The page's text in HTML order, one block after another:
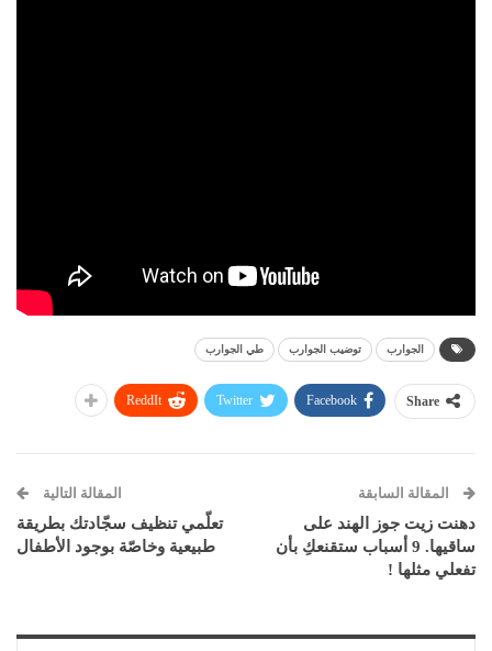
الجوارب توضيب الجوارب طي الجوارب
Share
Facebook
Twitter
ReddIt
المقالة السابقة
دهنت زيت جوز الهند على
ساقيها. 9 أسباب ستقنعكِ بأن
تفعلي مثلها !
المقالة التالية
تعلّمي تنظيف سجّادتك بطريقة
طبيعية وخاصّة بوجود الأطفال